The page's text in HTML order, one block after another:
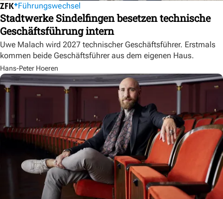
Führungswechsel
Stadtwerke Sindelfingen besetzen technische
Geschäftsführung intern
Uwe Malach wird 2027 technischer Geschäftsführer. Erstmals
kommen beide Geschäftsführer aus dem eigenen Haus.
Hans-Peter Hoeren